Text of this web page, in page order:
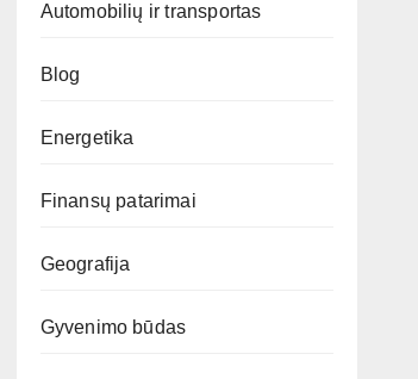
Automobilių ir transportas
Blog
Energetika
Finansų patarimai
Geografija
Gyvenimo būdas